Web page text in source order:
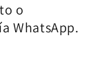
o
WhatsApp.